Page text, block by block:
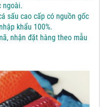
ngoài.
sấu cao cấp có nguồn gốc
khẩu 100%.
nhận đặt hàng theo mẫu